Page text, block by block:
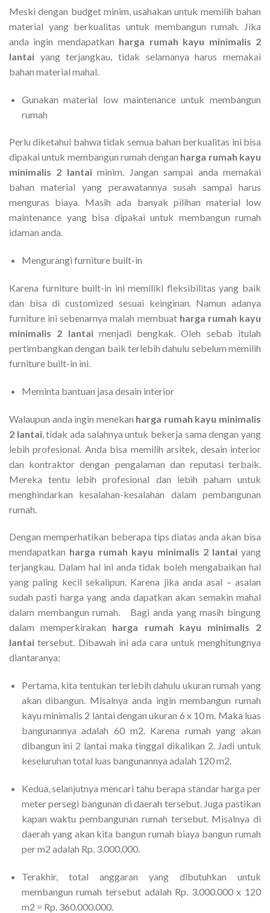
Meski dengan budget minim, usahakan untuk memilih bahan
material yang berkualitas untuk membangun rumah. Jika
anda ingin mendapatkan harga rumah kayu minimalis 2
lantai yang terjangkau, tidak selamanya harus memakai
bahan material mahal.
Gunakan material low maintenance untuk membangun
rumah
Perlu diketahui bahwa tidak semua bahan berkualitas ini bisa
dipakai untuk membangun rumah dengan harga rumah kayu
minimalis 2 lantaiminim. Jangan sampai anda memakai
bahan material yang perawatannya susah sampai harus
menguras biaya. Masih ada banyak pilihan material low
maintenance yang bisa dipakai untuk membangun rumah
idaman anda.
Mengurangi furniture built-in
Karena furniture built-in ini memiliki fleksibilitas yang baik
dan bisa di customized sesuai keinginan. Namun adanya
furniture ini sebenarnya malah membuat harga rumah kayu
minimalis 2 lantaimenjadi bengkak. Oleh sebab itulah
pertimbangkan dengan baik terlebih dahulu sebelum memilih
furniture built-in ini.
Meminta bantuan jasa desain interior
Walaupun anda ingin menekan harga rumah kayu minimalis
2 lantai, tidak ada salahnya untuk bekerja sama dengan yang
lebih profesional. Anda bisa memilih arsitek, desain interior
dan kontraktor dengan pengalaman dan reputasi terbaik.
Mereka tentu lebih profesional dan lebih paham untuk
menghindarkan kesalahan-kesalahan dalam pembangunan
rumah.
Dengan memperhatikan beberapa tips diatas anda akan bisa
mendapatkan harga rumah kayu minimalis 2 lantaiyang
terjangkau. Dalam hal ini anda tidak boleh mengabaikan hal
yang paling kecil sekalipun. Karena jika anda asal – asalan
sudah pasti harga yang anda dapatkan akan semakin mahal
dalam membangun rumah. Bagi anda yang masih bingung
dalam memperkirakan harga rumah kayu minimalis 2
lantaitersebut. Dibawah ini ada cara untuk menghitungnya
diantaranya;
Pertama, kita tentukan terlebih dahulu ukuran rumah yang
akan dibangun. Misalnya anda ingin membangun rumah
kayu minimalis 2 lantai dengan ukuran 6 x 10 m. Maka luas
bangunannya adalah 60 m2. Karena rumah yang akan
dibangun ini 2 lantai maka tinggal dikalikan 2. Jadi untuk
keseluruhan total luas bangunannya adalah 120 m2.
Kedua, selanjutnya mencari tahu berapa standar harga per
meter persegi bangunan di daerah tersebut. Juga pastikan
kapan waktu pembangunan rumah tersebut. Misalnya di
daerah yang akan kita bangun rumah biaya bangun rumah
per m2 adalah Rp. 3.000.000.
Terakhir, total anggaran yang dibutuhkan untuk
membangun rumah tersebut adalah Rp. 3.000.000 x 120
m2 = Rp. 360.000.000.